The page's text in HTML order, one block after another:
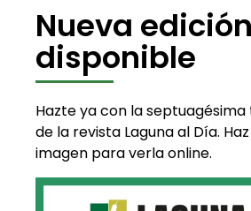
Nueva edición
disponible
Hazte ya con la
de la revista Laguna al Día.
imagen para verla online.